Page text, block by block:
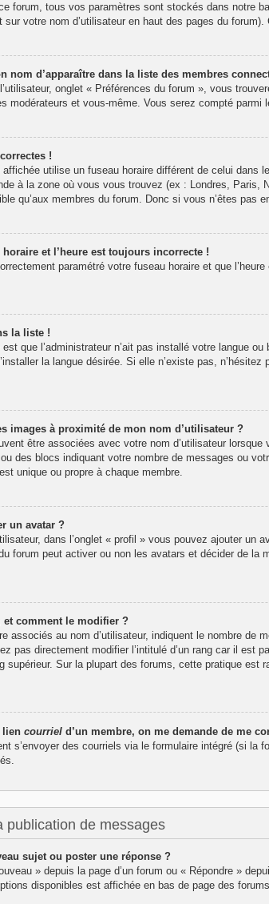
forum, tous vos paramètres sont stockés dans notre
votre nom d’utilisateur en haut des pages du
nom d’apparaître dans la liste des membres
onglet « Préférences du forum », vous
modérateurs et vous-même. Vous serez compté parmi
!
affichée utilise un fuseau horaire différent de celui
à la zone où vous vous trouvez (ex : Londres,
qu’aux membres du forum. Donc si vous n’êtes pas
horaire et l’heure est toujours incorrecte !
paramétré votre fuseau horaire et que
la liste !
que l’administrateur n’ait pas installé votre langue
la langue désirée. Si elle n’existe pas,
images à proximité de mon nom d’utilisateur ?
être associées avec votre nom d’utilisateur
des blocs indiquant votre nombre de messages ou
unique ou propre à chaque membre.
un avatar ?
dans l’onglet « profil » vous pouvez ajouter
forum peut activer ou non les avatars et décider de
et comment le modifier ?
associés au nom d’utilisateur, indiquent le nombre
pas directement modifier l’intitulé d’un rang car il
supérieur. Sur la plupart des forums, cette pratique
lien courrield’un membre, on me demande de me
s’envoyer des courriels via le formulaire intégré (si la
publication de messages
sujet ou poster une réponse ?
» depuis la page d’un forum ou « Répondre »
disponibles est affichée en bas de page des